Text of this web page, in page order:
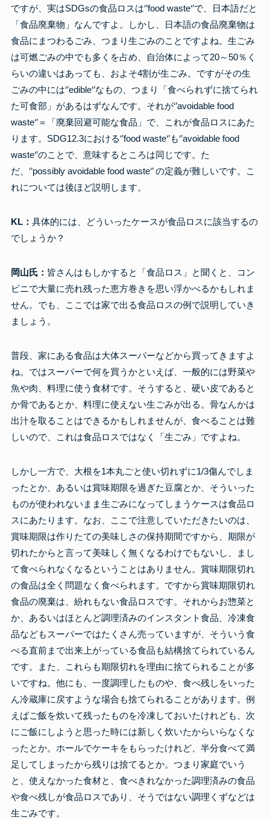
ですが、実はSDGsの食品ロスは‘’food waste‘’で、日本語だと
「食品廃棄物」なんですよ。しかし、日本語の食品廃棄物は
食品にまつわるごみ、つまり生ごみのことですよね。生ごみ
は可燃ごみの中でも多くを占め、自治体によって20～50％く
らいの違いはあっても、およそ4割が生ごみ。ですがその生
ごみの中には‘’edible‘’なもの、つまり「食べられずに捨てられ
た可食部」があるはずなんです。それが‘’avoidable food
waste‘’＝「廃棄回避可能な食品」で、これが食品ロスにあた
ります。SDG12.3における‘’food waste‘’も‘’avoidable food
waste‘’のことで、意味するところは同じです。た
だ、‘’possibly avoidable food waste‘’ の定義が難しいです。こ
れについては後ほど説明します。
KL： 具体的には、どういったケースが食品ロスに該当するの
でしょうか？
岡山氏： 皆さんはもしかすると「食品ロス」と聞くと、コン
ビニで大量に売れ残った恵方巻きを思い浮かべるかもしれま
せん。でも、ここでは家で出る食品ロスの例で説明していき
ましょう。
普段、家にある食品は大体スーパーなどから買ってきますよ
ね。ではスーパーで何を買うかといえば、一般的には野菜や
魚や肉、料理に使う食材です。そうすると、硬い皮であると
か骨であるとか、料理に使えない生ごみが出る。骨なんかは
出汁を取ることはできるかもしれませんが、食べることは難
しいので、これは食品ロスではなく「生ごみ」ですよね。
しかし一方で、大根を1本丸ごと使い切れずに1/3傷んでしま
ったとか、あるいは賞味期限を過ぎた豆腐とか、そういった
ものが使われないまま生ごみになってしまうケースは食品ロ
スにあたります。なお、ここで注意していただきたいのは、
賞味期限は作りたての美味しさの保持期間ですから、期限が
切れたからと言って美味しく無くなるわけでもないし、まし
て食べられなくなるということはありません。賞味期限切れ
の食品は全く問題なく食べられます。ですから賞味期限切れ
食品の廃棄は、紛れもない食品ロスです。それからお惣菜と
か、あるいはほとんど調理済みのインスタント食品、冷凍食
品などもスーパーではたくさん売っていますが、そういう食
べる直前まで出来上がっている食品も結構捨てられているん
です。また、これらも期限切れを理由に捨てられることが多
いですね。他にも、一度調理したものや、食べ残しをいった
ん冷蔵庫に戻すような場合も捨てられることがあります。例
えばご飯を炊いて残ったものを冷凍しておいたけれども、次
にご飯にしようと思った時には新しく炊いたからいらなくな
ったとか。ホールでケーキをもらったけれど、半分食べて満
足してしまったから残りは捨てるとか。つまり家庭でいう
と、使えなかった食材と、食べきれなかった調理済みの食品
や食べ残しが食品ロスであり、そうではない調理くずなどは
生ごみです。